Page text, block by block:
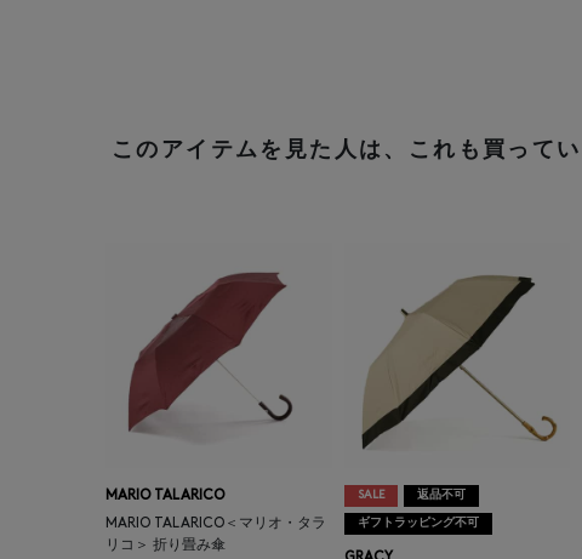
このアイテムを見た人は、これも買って
MARIO TALARICO
MARIO TALARICO＜マリオ・タラ
リコ＞ 折り畳み傘
SALE 返品不可
ギフトラッピング不可